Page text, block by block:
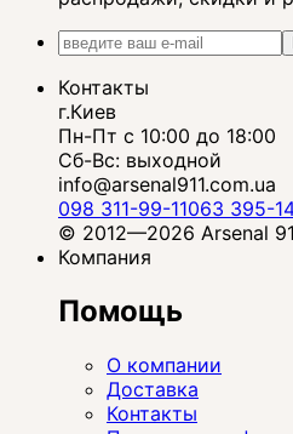
Контакты
г.Киев
Пн-Пт с 10:00 до 18:00
Сб-Вс: выходной
info@arsenal911.com.ua
098 311-99-11063 395-
© 2012—2026 Arsenal
Компания
Помощь
О компании
Доставка
Контакты